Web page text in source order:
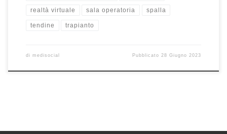
realtà virtuale sala operatoria spalla
tendine trapianto
di medisocial Pubblicato 28 Giugno 2023